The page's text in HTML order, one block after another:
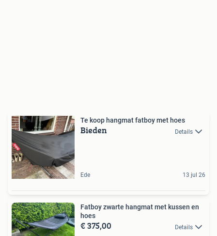
Te koop hangmat fatboy met hoes
Bieden Details
Ede 13 jul 26
Fatboy zwarte hangmat met kussen en
hoes
€ 375,00 Details